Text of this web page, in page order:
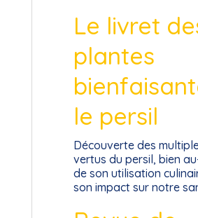
Le livret
plantes
le persil
Découverte des
vertus du persil, bien
de son utilisation
son impact sur notre